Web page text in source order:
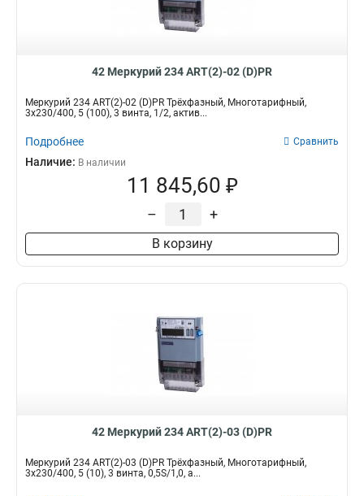
42 Меркурий 234 ART(2)-02 (D)PR
Меркурий 234 ART(2)-02 (D)PR Трёхфазный, Многотарифный,
3x230/400, 5 (100), 3 винта, 1/2, актив...
Подробнее Сравнить
Наличие: В наличии
11 845,60 ₽
– +
В корзину
42 Меркурий 234 ART(2)-03 (D)PR
Меркурий 234 ART(2)-03 (D)PR Трёхфазный, Многотарифный,
3x230/400, 5 (10), 3 винта, 0,5S/1,0, а...